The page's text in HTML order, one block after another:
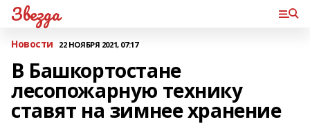
Звезда
Новости 22 НОЯБРЯ 2021, 07:17
В Башкортостане
лесопожарную технику
ставят на зимнее хранение